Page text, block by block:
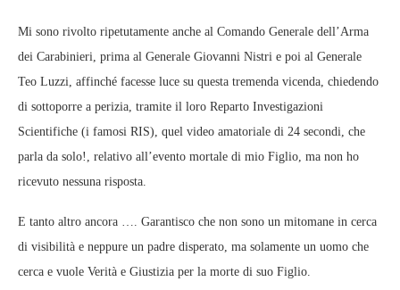
Mi sono rivolto ripetutamente anche al Comando Generale dell’Arma
dei Carabinieri, prima al Generale Giovanni Nistri e poi al Generale
Teo Luzzi, affinché facesse luce su questa tremenda vicenda, chiedendo
di sottoporre a perizia, tramite il loro Reparto Investigazioni
Scientifiche (i famosi RIS), quel video amatoriale di 24 secondi, che
parla da solo!, relativo all’evento mortale di mio Figlio, ma non ho
ricevuto nessuna risposta.
E tanto altro ancora …. Garantisco che non sono un mitomane in cerca
di visibilità e neppure un padre disperato, ma solamente un uomo che
cerca e vuole Verità e Giustizia per la morte di suo Figlio.